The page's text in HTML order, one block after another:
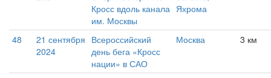
Кросс вдоль канала
им. Москвы
Яхрома
48
21 сентября
2024
Всероссийский
день бега «Кросс
нации» в САО
Москва 3 км